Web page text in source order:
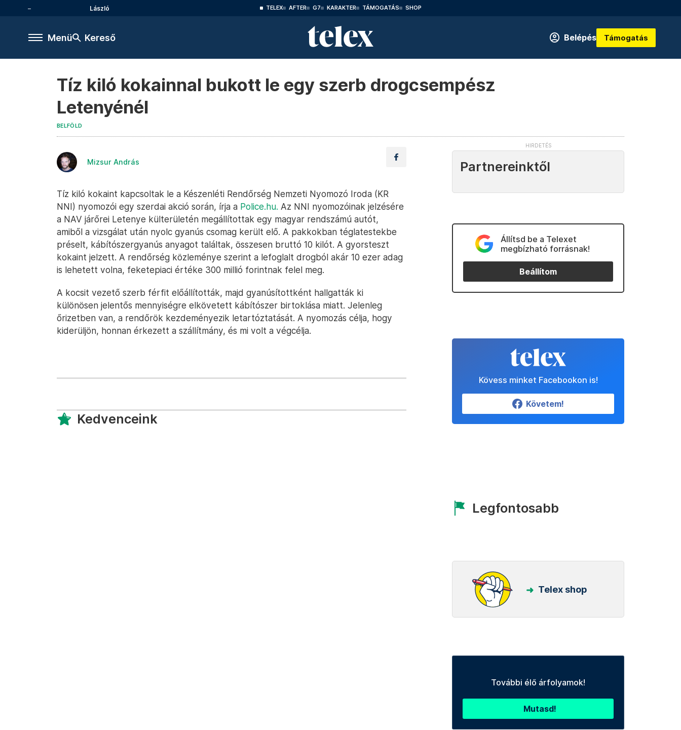
László TELEX AFTER G7 KARAKTER TÁMOGATÁS SHOP
Menü Kereső Belépés Támogatás
Tíz kiló kokainnal bukott le egy szerb drogcsempész
Letenyénél
BELFÖLD
Mizsur András
Tíz kiló kokaint kapcsoltak le a Készenléti Rendőrség Nemzeti Nyomozó Iroda (KR
NNI) nyomozói egy szerdai akció során, írja a Police.hu. Az NNI nyomozóinak jelzésére
a NAV járőrei Letenye külterületén megállítottak egy magyar rendszámú autót,
amiből a vizsgálat után nyolc gyanús csomag került elő. A pakkokban téglatestekbe
préselt, kábítószergyanús anyagot találtak, összesen bruttó 10 kilót. A gyorsteszt
kokaint jelzett. A rendőrség közleménye szerint a lefoglalt drogból akár 10 ezer adag
is lehetett volna, feketepiaci értéke 300 millió forintnak felel meg.
A kocsit vezető szerb férfit előállították, majd gyanúsítottként hallgatták ki
különösen jelentős mennyiségre elkövetett kábítószer birtoklása miatt. Jelenleg
őrizetben van, a rendőrök kezdeményezik letartóztatását. A nyomozás célja, hogy
kiderüljön, honnan érkezett a szállítmány, és mi volt a végcélja.
Kedvenceink
Partnereinktől
Állítsd be a Telexet
megbízható forrásnak!
Beállítom
Kövess minket Facebookon is!
Követem!
Legfontosabb
Telex shop
További élő árfolyamok!
Mutasd!